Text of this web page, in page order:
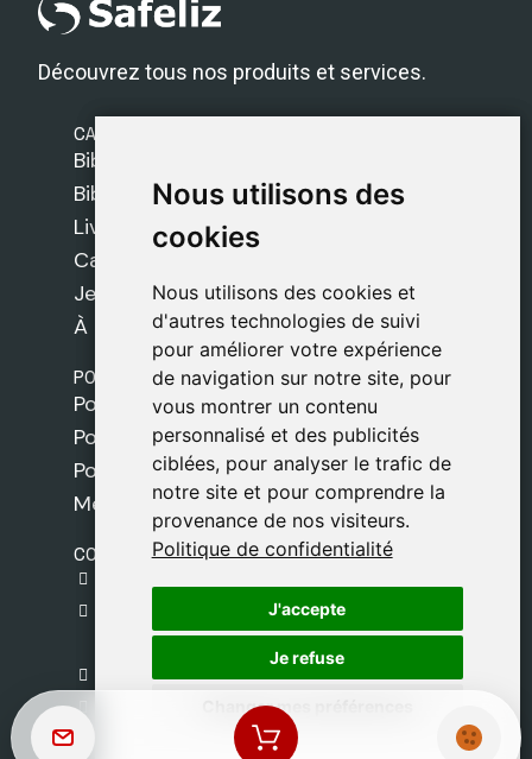
Nous utilisons des
cookies
Nous utilisons des cookies et
d'autres technologies de suivi
pour améliorer votre expérience
de navigation sur notre site, pour
vous montrer un contenu
personnalisé et des publicités
ciblées, pour analyser le trafic de
notre site et pour comprendre la
provenance de nos visiteurs.
Politique de confidentialité
J'accepte
Je refuse
Changer mes préférences
Nous utilisons des
cookies
Nous utilisons des cookies et
d'autres technologies de suivi
pour améliorer votre expérience
de navigation sur notre site, pour
vous montrer un contenu
personnalisé et des publicités
ciblées, pour analyser le trafic de
notre site et pour comprendre la
provenance de nos visiteurs.
Politique de confidentialité
J'accepte
Je refuse
Changer mes préférences
Découvrez tous nos produits et services.
CATÉGORIES
Bibles Safeliz
Bibles
Livres
Cadeaux
Jeux
À propos de nous
POLITIQUES
Politique de livraison
Politique de cookies
Politique de confidentialité
Mentions légales
CONTACT
C. del Pradillo, 6, 28770 Colmenar Viejo,
Madrid
+34 918 459 877